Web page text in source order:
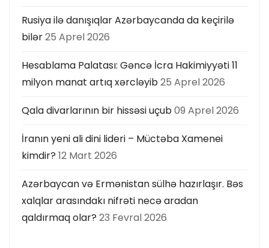
Rusiya ilə danışıqlar Azərbaycanda da keçirilə
bilər25 Aprel 2026
Hesablama Palatası: Gəncə İcra Hakimiyyəti 11
milyon manat artıq xərcləyib25 Aprel 2026
Qala divarlarının bir hissəsi uçub09 Aprel 2026
İranın yeni ali dini lideri – Müctəba Xamenei
kimdir? 12 Mart 2026
Azərbaycan və Ermənistan sülhə hazırlaşır. Bəs
xalqlar arasındakı nifrəti necə aradan
qaldırmaq olar? 23 Fevral 2026